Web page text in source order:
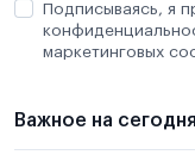
Подписываясь, я
маркетинговых
Важное на сегодня